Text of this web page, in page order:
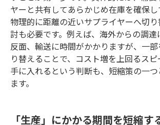
ヤーと共有してあらかじめ在庫を確保し
物理的に距離の近いサプライヤーへ切
討も必要です。例えば、海外からの調
反面、輸送に時間がかかりますが、一
り替えることで、コスト増を上回るス
手に入れるという判断も、短縮策の一
ます。
「生産」にかかる期間を短縮す